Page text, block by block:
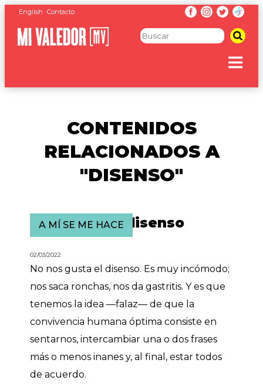
English Contacto
CONTENIDOS
RELACIONADOS A
"DISENSO"
A MÍ SE ME HACE
El incómodo disenso
02/03/2022
No nos gusta el disenso. Es muy incómodo;
nos saca ronchas, nos da gastritis. Y es que
tenemos la idea —falaz— de que la
convivencia humana óptima consiste en
sentarnos, intercambiar una o dos frases
más o menos inanes y, al final, estar todos
de acuerdo.